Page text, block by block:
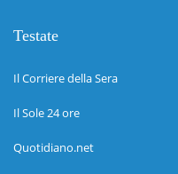
Testate
Il Corriere della Sera
Il Sole 24 ore
Quotidiano.net